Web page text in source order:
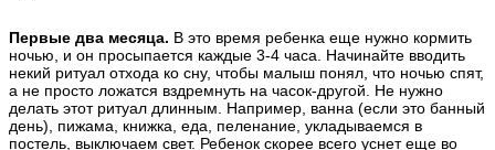
Первые два месяца. В это время ребенка еще нужно кормить
ночью, и он просыпается каждые 3-4 часа. Начинайте вводить
некий ритуал отхода ко сну, чтобы малыш понял, что ночью спят,
а не просто ложатся вздремнуть на часок-другой. Не нужно
делать этот ритуал длинным. Например, ванна (если это банный
день), пижама, книжка, еда, пеленание, укладываемся в
постель, выключаем свет. Ребенок скорее всего уснет еще во